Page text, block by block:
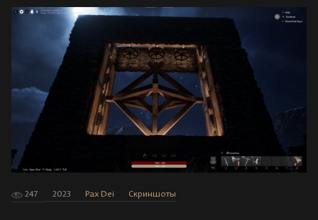
247 2023 Pax Dei Скриншоты